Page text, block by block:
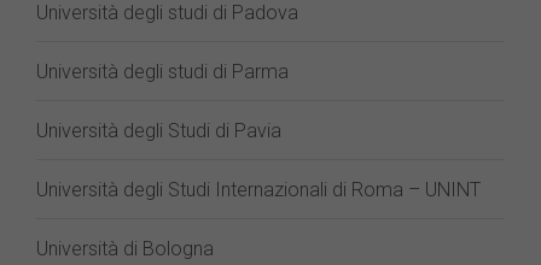
Università degli studi di Padova
Università degli studi di Parma
Università degli Studi di Pavia
Università degli Studi Internazionali di Roma – UNINT
Università di Bologna